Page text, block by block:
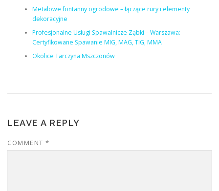
Metalowe fontanny ogrodowe – łączące rury i elementy
dekoracyjne
Profesjonalne Usługi Spawalnicze Ząbki – Warszawa:
Certyfikowane Spawanie MIG, MAG, TIG, MMA
Okolice Tarczyna Mszczonów
LEAVE A REPLY
COMMENT *